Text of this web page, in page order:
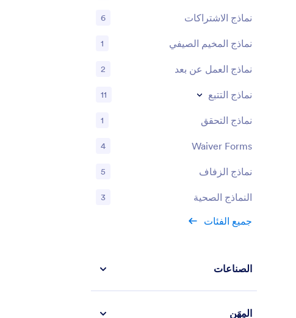
نماذج الاشتراكات 6
نماذج المخيم الصيفي 1
نماذج العمل عن بعد 2
نماذج التتبع 11
نماذج التحقق 1
Waiver Forms
4
نماذج الزفاف 5
النماذج الصحية 3
جميع الفئات
الصناعات
المِهَن